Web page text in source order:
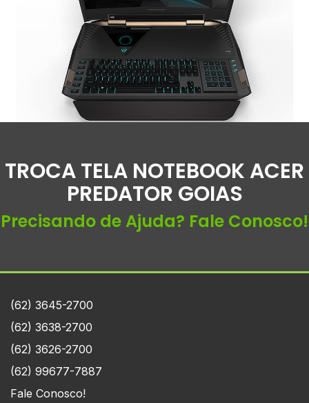
TROCA TELA NOTEBOOK ACER
PREDATOR GOIAS
Precisando de Ajuda? Fale Conosco!
(62) 3645-2700
(62) 3638-2700
(62) 3626-2700
(62) 99677-7887
Fale Conosco!